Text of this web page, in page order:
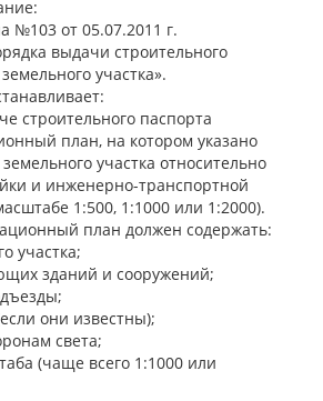
№103 от 05.07.2011 г.
выдачи строительного
участка».
строительного паспорта
план, на котором указано
участка относительно
и инженерно-транспортной
1:500, 1:1000 или 1:2000).
план должен содержать:
участка;
зданий и сооружений;
они известны);
света;
(чаще всего 1:1000 или